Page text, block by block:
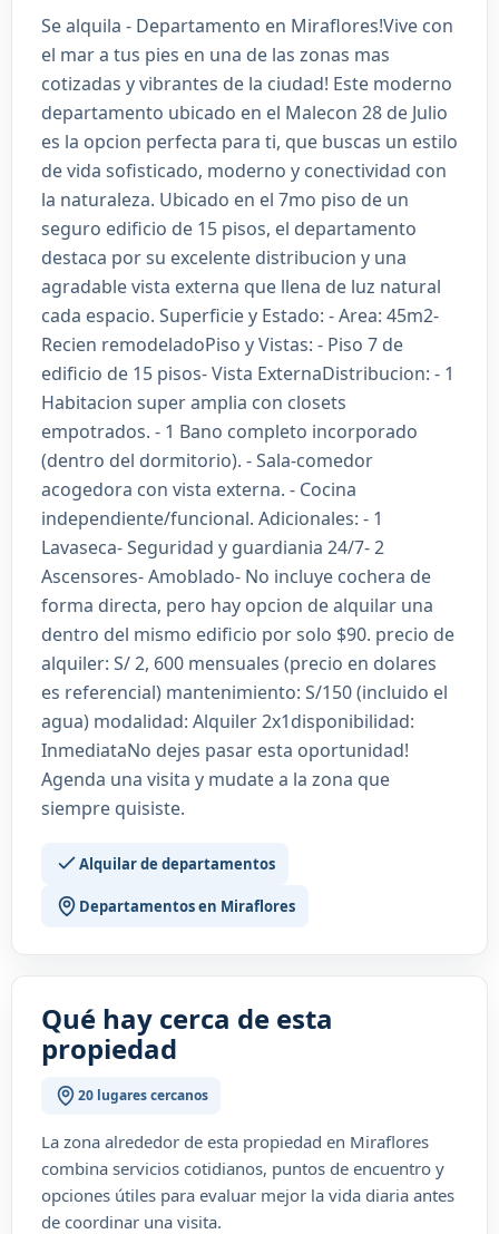
Se alquila - Departamento en Miraflores!Vive con
el mar a tus pies en una de las zonas mas
cotizadas y vibrantes de la ciudad! Este moderno
departamento ubicado en el Malecon 28 de Julio
es la opcion perfecta para ti, que buscas un estilo
de vida sofisticado, moderno y conectividad con
la naturaleza. Ubicado en el 7mo piso de un
seguro edificio de 15 pisos, el departamento
destaca por su excelente distribucion y una
agradable vista externa que llena de luz natural
cada espacio. Superficie y Estado: - Area: 45m2-
Recien remodeladoPiso y Vistas: - Piso 7 de
edificio de 15 pisos- Vista ExternaDistribucion: - 1
Habitacion super amplia con closets
empotrados. - 1 Bano completo incorporado
(dentro del dormitorio). - Sala-comedor
acogedora con vista externa. - Cocina
independiente/funcional. Adicionales: - 1
Lavaseca- Seguridad y guardiania 24/7- 2
Ascensores- Amoblado- No incluye cochera de
forma directa, pero hay opcion de alquilar una
dentro del mismo edificio por solo $90. precio de
alquiler: S/ 2, 600 mensuales (precio en dolares
es referencial) mantenimiento: S/150 (incluido el
agua) modalidad: Alquiler 2x1disponibilidad:
InmediataNo dejes pasar esta oportunidad!
Agenda una visita y mudate a la zona que
siempre quisiste.
Alquilar de departamentos
Departamentos en Miraflores
Qué hay cerca de esta
propiedad
20 lugares cercanos
La zona alrededor de esta propiedad en Miraflores
combina servicios cotidianos, puntos de encuentro y
opciones útiles para evaluar mejor la vida diaria antes
de coordinar una visita.